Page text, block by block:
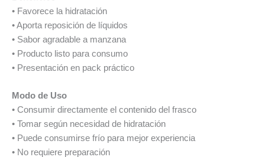
• Favorece la hidratación
• Aporta reposición de líquidos
• Sabor agradable a manzana
• Producto listo para consumo
• Presentación en pack práctico
Modo de Uso
• Consumir directamente el contenido del frasco
• Tomar según necesidad de hidratación
• Puede consumirse frío para mejor experiencia
• No requiere preparación